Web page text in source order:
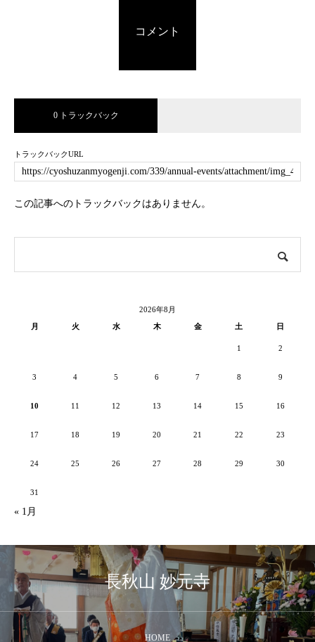
コメント
0 トラックバック
トラックバックURL
この記事へのトラックバックはありません。
2026年8月
月
火 水 木 金 土 日
1 2
3 4 5 6 7 8 9
10 11 12 13 14 15 16
17 18 19 20 21 22 23
24 25 26 27 28 29 30
31
« 1月
長秋山 妙元寺
HOME